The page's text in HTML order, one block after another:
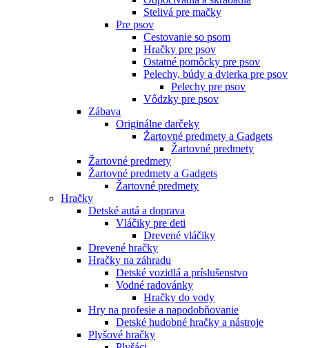
Stelivá pre mačky
Pre psov
Cestovanie so psom
Hračky pre psov
Ostatné pomôcky pre psov
Pelechy, búdy a dvierka pre psov
Pelechy pre psov
Vôdzky pre psov
Zábava
Originálne darčeky
Žartovné predmety a Gadgets
Žartovné predmety
Žartovné predmety
Žartovné predmety a Gadgets
Žartovné predmety
Hračky
Detské autá a doprava
Vláčiky pre deti
Drevené vláčiky
Drevené hračky
Hračky na záhradu
Detské vozidlá a príslušenstvo
Vodné radovánky
Hračky do vody
Hry na profesie a napodobňovanie
Detské hudobné hračky a nástroje
Plyšové hračky